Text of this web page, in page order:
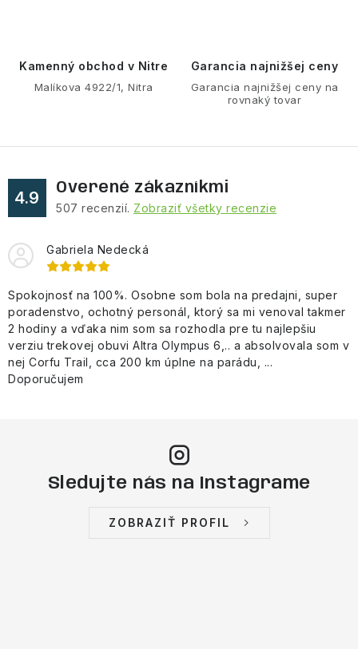
v
p
i
u
Kamenný obchod v Nitre
Malíkova 4922/1, Nitra
Garancia najnižšej ceny
Garancia najnižšej ceny na
rovnaký tovar
4.9
Overené zákazníkmi
507 recenzií. Zobraziť všetky recenzie
Gabriela Nedecká
Spokojnosť na 100%. Osobne som bola na predajni, super
poradenstvo, ochotný personál, ktorý sa mi venoval takmer
2 hodiny a vďaka nim som sa rozhodla pre tu najlepšiu
verziu trekovej obuvi Altra Olympus 6,.. a absolvovala som v
nej Corfu Trail, cca 200 km úplne na parádu, ...
Doporučujem
Sledujte nás na Instagrame
ZOBRAZIŤ PROFIL